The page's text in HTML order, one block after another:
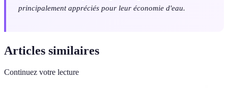
principalement appréciés pour leur économie d'eau.
Articles similaires
Continuez votre lecture